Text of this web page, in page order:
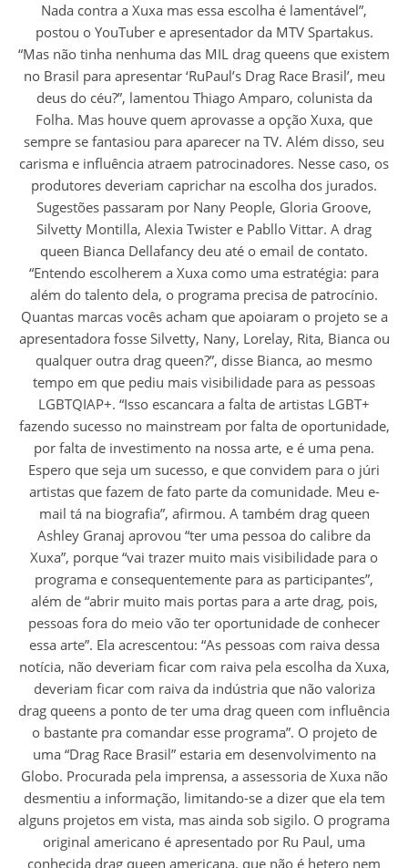
Nada contra a Xuxa mas essa escolha é lamentável”,
postou o YouTuber e apresentador da MTV Spartakus.
“Mas não tinha nenhuma das MIL drag queens que existem
no Brasil para apresentar ‘RuPaul’s Drag Race Brasil’, meu
deus do céu?”, lamentou Thiago Amparo, colunista da
Folha. Mas houve quem aprovasse a opção Xuxa, que
sempre se fantasiou para aparecer na TV. Além disso, seu
carisma e influência atraem patrocinadores. Nesse caso, os
produtores deveriam caprichar na escolha dos jurados.
Sugestões passaram por Nany People, Gloria Groove,
Silvetty Montilla, Alexia Twister e Pabllo Vittar. A drag
queen Bianca Dellafancy deu até o email de contato.
“Entendo escolherem a Xuxa como uma estratégia: para
além do talento dela, o programa precisa de patrocínio.
Quantas marcas vocês acham que apoiaram o projeto se a
apresentadora fosse Silvetty, Nany, Lorelay, Rita, Bianca ou
qualquer outra drag queen?”, disse Bianca, ao mesmo
tempo em que pediu mais visibilidade para as pessoas
LGBTQIAP+. “Isso escancara a falta de artistas LGBT+
fazendo sucesso no mainstream por falta de oportunidade,
por falta de investimento na nossa arte, e é uma pena.
Espero que seja um sucesso, e que convidem para o júri
artistas que fazem de fato parte da comunidade. Meu e-
mail tá na biografia”, afirmou. A também drag queen
Ashley Granaj aprovou “ter uma pessoa do calibre da
Xuxa”, porque “vai trazer muito mais visibilidade para o
programa e consequentemente para as participantes”,
além de “abrir muito mais portas para a arte drag, pois,
pessoas fora do meio vão ter oportunidade de conhecer
essa arte”. Ela acrescentou: “As pessoas com raiva dessa
notícia, não deveriam ficar com raiva pela escolha da Xuxa,
deveriam ficar com raiva da indústria que não valoriza
drag queens a ponto de ter uma drag queen com influência
o bastante pra comandar esse programa”. O projeto de
uma “Drag Race Brasil” estaria em desenvolvimento na
Globo. Procurada pela imprensa, a assessoria de Xuxa não
desmentiu a informação, limitando-se a dizer que ela tem
alguns projetos em vista, mas ainda sob sigilo. O programa
original americano é apresentado por Ru Paul, uma
conhecida drag queen americana, que não é hetero nem